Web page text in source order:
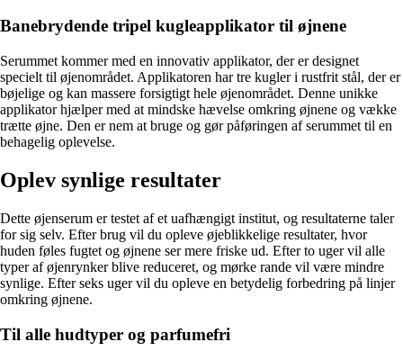
Banebrydende tripel kugleapplikator til øjnene
Serummet kommer med en innovativ applikator, der er designet
specielt til øjenområdet. Applikatoren har tre kugler i rustfrit stål, der er
bøjelige og kan massere forsigtigt hele øjenområdet. Denne unikke
applikator hjælper med at mindske hævelse omkring øjnene og vække
trætte øjne. Den er nem at bruge og gør påføringen af serummet til en
behagelig oplevelse.
Oplev synlige resultater
Dette øjenserum er testet af et uafhængigt institut, og resultaterne taler
for sig selv. Efter brug vil du opleve øjeblikkelige resultater, hvor
huden føles fugtet og øjnene ser mere friske ud. Efter to uger vil alle
typer af øjenrynker blive reduceret, og mørke rande vil være mindre
synlige. Efter seks uger vil du opleve en betydelig forbedring på linjer
omkring øjnene.
Til alle hudtyper og parfumefri